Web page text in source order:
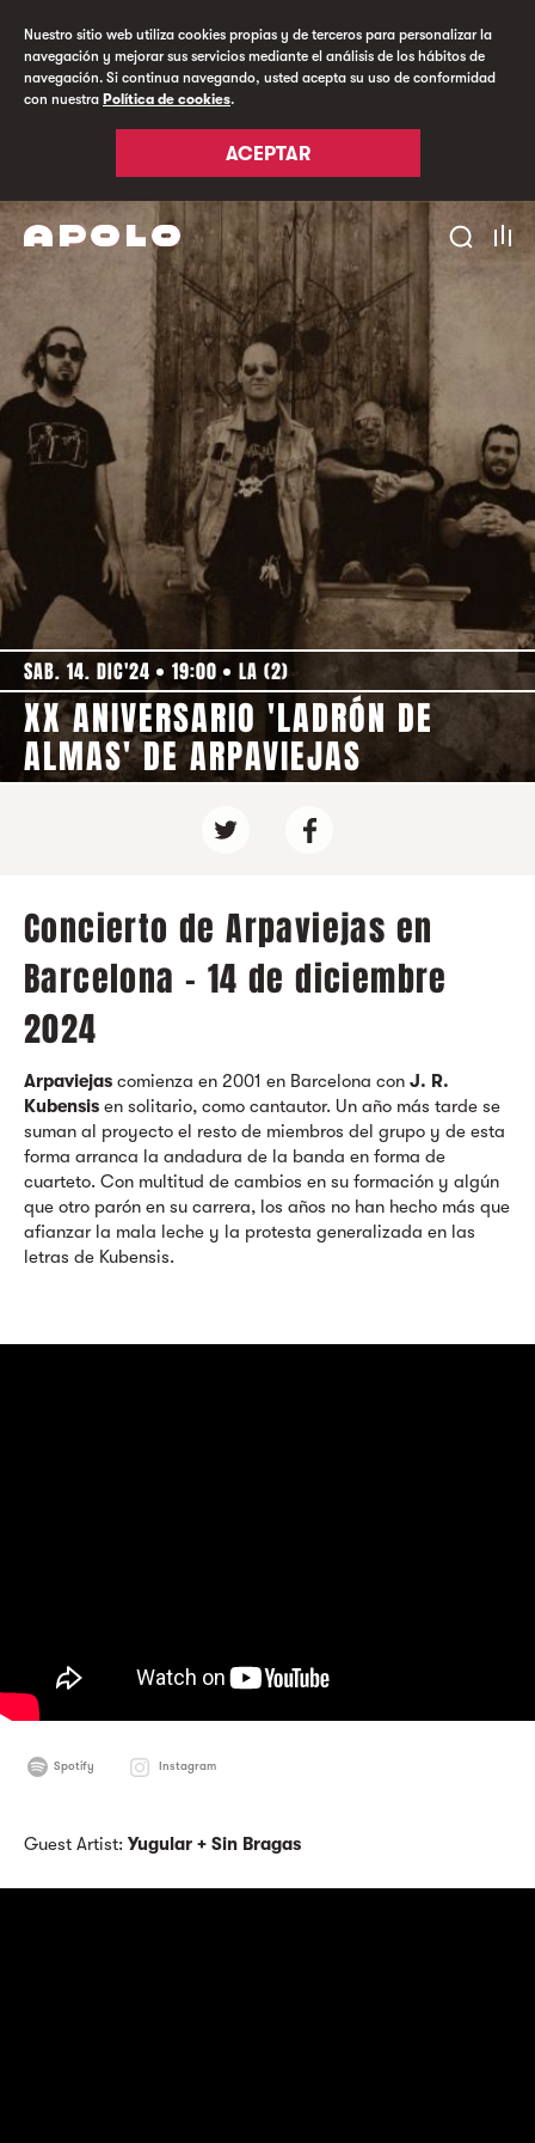
Nuestro sitio web utiliza cookies propias y de terceros para personalizar la
navegación y mejorar sus servicios mediante el análisis de los hábitos de
navegación. Si continua navegando, usted acepta su uso de conformidad
con nuestra Política de cookies.
ACEPTAR
SAB. 14. DIC'24 19:00 LA (2)
XX ANIVERSARIO 'LADRÓN DE
ALMAS' DE ARPAVIEJAS
Concierto de Arpaviejas en
Barcelona - 14 de diciembre
2024
Arpaviejas comienza en 2001 en Barcelona con J. R.
Kubensis en solitario, como cantautor. Un año más tarde se
suman al proyecto el resto de miembros del grupo y de esta
forma arranca la andadura de la banda en forma de
cuarteto. Con multitud de cambios en su formación y algún
que otro parón en su carrera, los años no han hecho más que
afianzar la mala leche y la protesta generalizada en las
letras de Kubensis.
Spotify Instagram
Guest Artist: Yugular + Sin Bragas